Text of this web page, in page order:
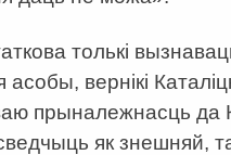
толькі
вернікі
прыналежнасць да
як знешняй,